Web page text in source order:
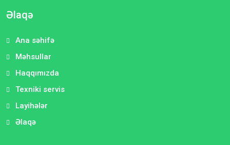
Əlaqə
Ana səhifə
Məhsullar
Haqqımızda
Texniki servis
Layihələr
Əlaqə